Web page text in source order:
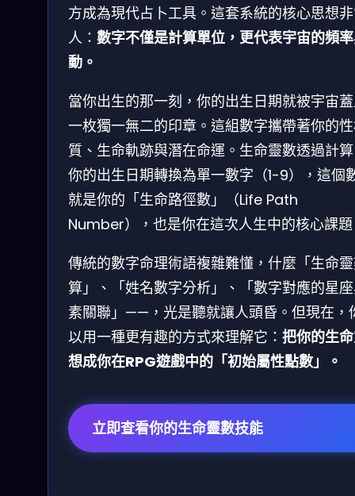
方成為現代占卜工具。這套系統的核心思想
人： 數字不僅是計算單位，更代表宇宙的頻
動。
當你出生的那一刻，你的出生日期就被宇宙
一枚獨一無二的印章。這組數字攜帶著你的
質、生命軌跡與潛在命運。生命靈數透過計
你的出生日期轉換為單一數字（1-9），這個
就是你的「生命路徑數」（Life Path
Number），也是你在這次人生中的核心課
傳統的數字命理術語複雜難懂，什麼「生命
算」、「姓名數字分析」、「數字對應的星
素關聯」——，光是聽就讓人頭昏。但現在，
以用一種更有趣的方式來理解它： 把你的生
想成你在RPG遊戲中的「初始屬性點數」。
立即查看你的生命靈數技能